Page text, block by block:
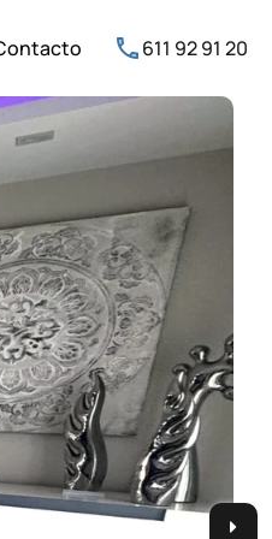
611 92 91 20